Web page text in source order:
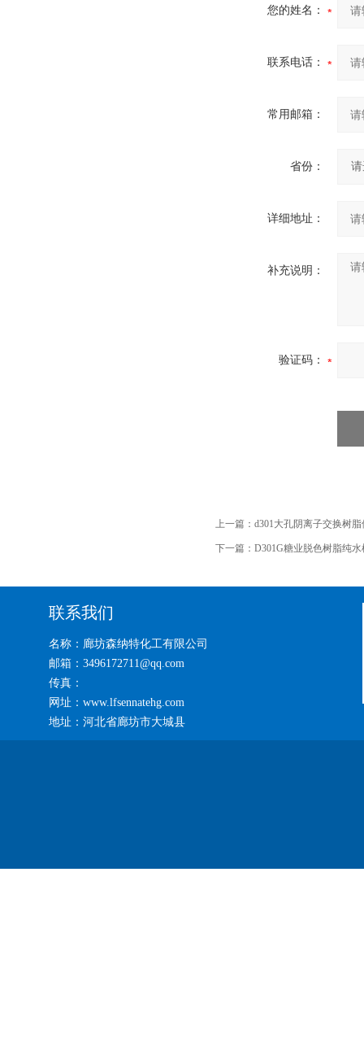
您的姓名：
联系电话：
常用邮箱：
省份：
详细地址：
补充说明：
验证码：
上一篇： d301大孔阴离子交换树
下一篇： D301G糖业脱色树脂纯
联系我们
名称：廊坊森纳特化工有限公司
邮箱：3496172711@qq.com
传真：
网址：www.lfsennatehg.com
地址：河北省廊坊市大城县